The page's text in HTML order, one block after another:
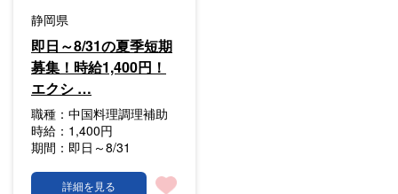
静岡県
即日～8/31の夏季短期
募集！時給1,400円！
エクシ …
職種： 中国料理調理補助
時給： 1,400円
期間： 即日～8/31
詳細を見る